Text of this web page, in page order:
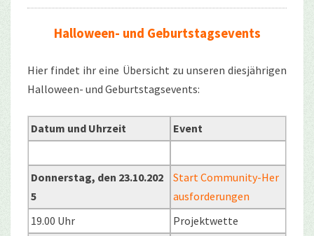
Halloween- und Geburtstagsevents
Hier findet ihr eine Übersicht zu unseren diesjährigen
Halloween- und Geburtstagsevents:
Datum und Uhrzeit Event
Donnerstag, den 23.10.202
5
Start Community-Her
ausforderungen
19.00 Uhr
Projektwette